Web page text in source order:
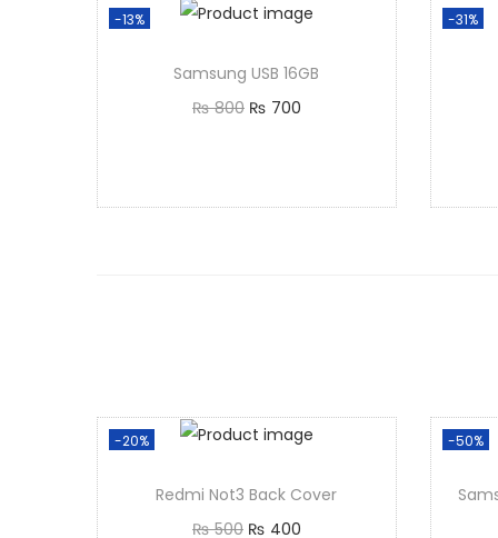
-13%
Samsung USB 16GB
₨800 ₨ 700
-31%
-20%
Redmi Not3 Back Cover
₨500 ₨ 400
-50%